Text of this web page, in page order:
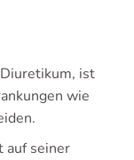
ist
wie
auf seiner